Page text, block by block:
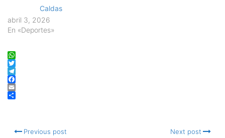
Caldas
abril 3, 2026
En «Deportes»
WhatsApp
Twitter
Telegram
Facebook
Email
Previous post Next post